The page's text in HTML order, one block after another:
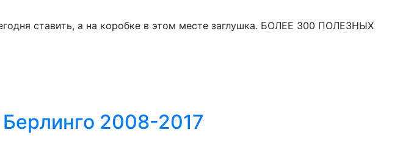
ставить, а на коробке в этом месте заглушка. БОЛЕЕ 300 ПОЛЕЗНЫХ
2008-2017